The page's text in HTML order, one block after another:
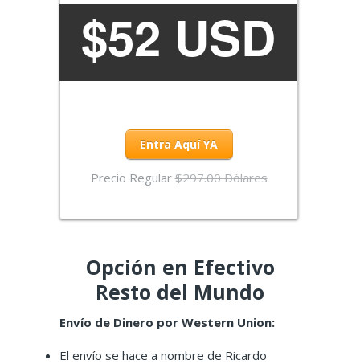
$52 USD
Entra Aquí YA
Precio Regular$297.00 Dólares
Opción en Efectivo
Resto del Mundo
Envío de Dinero por Western Union:
El envío se hace a nombre de Ricardo